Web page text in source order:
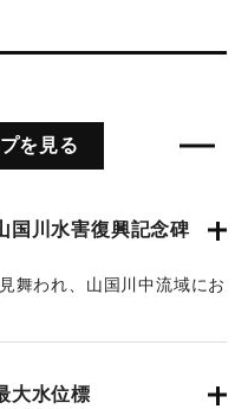
を見る
川水害復興記念碑
舞われ、山国川中流域にお
家屋が浸水したことが記
大水位標